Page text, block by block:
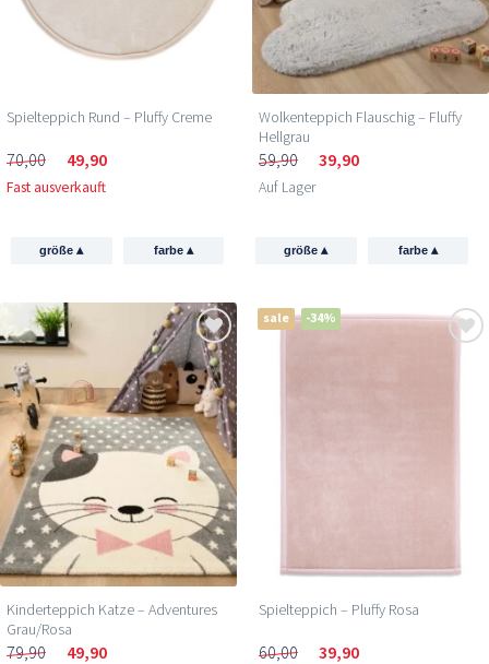
Spielteppich Rund – Pluffy Creme
70,00 49,90
Fast ausverkauft
größe▴ farbe ▴
Wolkenteppich Flauschig – Fluffy
Hellgrau
59,90 39,90
Auf Lager
größe▴ farbe ▴
Kinderteppich Katze – Adventures
Grau/Rosa
79,90 49,90
sale -34%
Spielteppich – Pluffy Rosa
60,00 39,90